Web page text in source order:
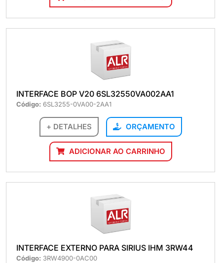
INTERFACE BOP V20 6SL32550VA002AA1
Código: 6SL3255-0VA00-2AA1
+ DETALHES ORÇAMENTO
ADICIONAR AO CARRINHO
INTERFACE EXTERNO PARA SIRIUS IHM 3RW44
Código: 3RW4900-0AC00